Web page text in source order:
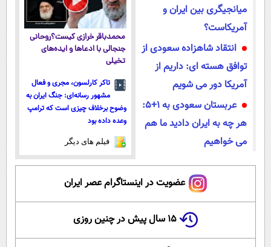
میانجیگری بین ایران و
آمریکاست؟
انتقاد شاهزاده سعودی از
توافق هسته ای: داریم از
آمریکا دور می شویم
عربستان سعودی به 1+5:
هر چه به ایران دادید ما هم
می خواهیم
محمدباقر خرازی کیست؟روحانی
جنجالی با ادعاها و ایده‌های
تخیلی
تاکر کارلسون، مجری و فعال
مشهور رسانه‌ای: جنگ ایران به
وضوح برخلاف چیزی است که ترامپ
وعده داده بود
فیلم های دیگر
عضویت در اینستاگرام عصر ایران
۱۵ سال پیش در چنین روزی